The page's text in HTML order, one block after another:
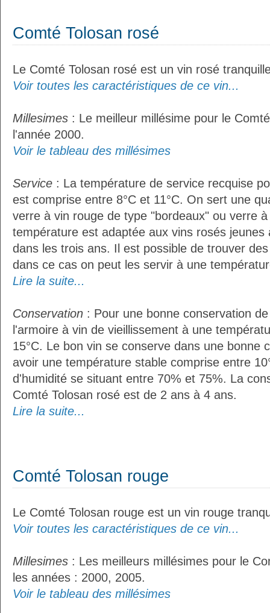
Comté Tolosan rosé
Le Comté Tolosan rosé est un vin rosé
Voir toutes les caractéristiques de ce vin...
Millesimes : Le meilleur millésime pour le
l'année 2000.
Voir le tableau des millésimes
Service : La température de service recquise
est comprise entre 8°C et 11°C. On sert une
verre à vin rouge de type "bordeaux" ou verre
température est adaptée aux vins rosés jeunes
dans les trois ans. Il est possible de trouver
dans ce cas on peut les servir à une
Lire la suite...
Conservation : Pour une bonne conservation
l'armoire à vin de vieillissement à une
15°C. Le bon vin se conserve dans une bonne
avoir une température stable comprise entre
d'humidité se situant entre 70% et 75%. La
Comté Tolosan rosé est de 2 ans à 4 ans.
Lire la suite...
Comté Tolosan rouge
Le Comté Tolosan rouge est un vin rouge
Voir toutes les caractéristiques de ce vin...
Millesimes : Les meilleurs millésimes pour le
les années : 2000, 2005.
Voir le tableau des millésimes